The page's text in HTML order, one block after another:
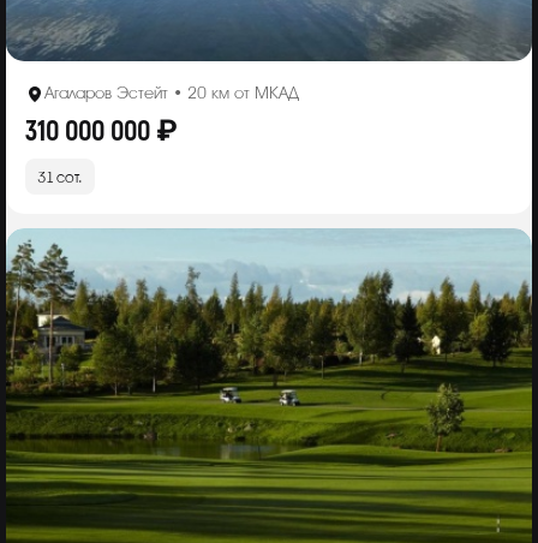
Агаларов Эстейт • 20 км от МКАД
310 000 000 ₽
31 сот.